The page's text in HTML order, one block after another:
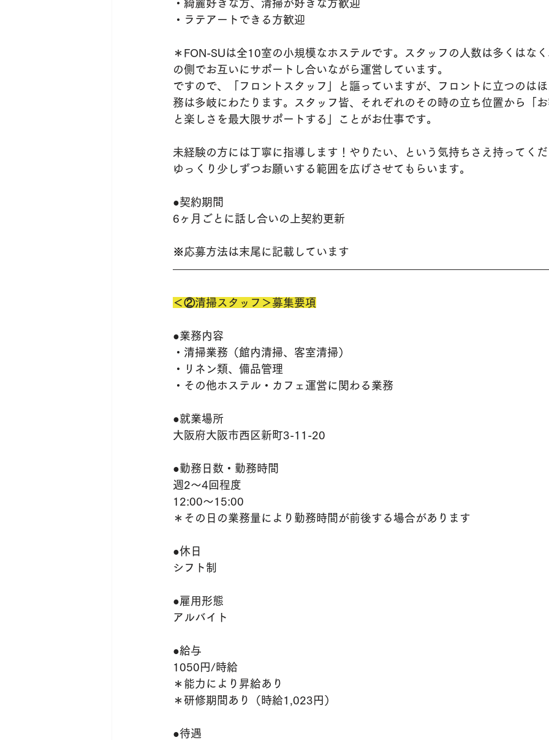
・綺麗好きな方、清掃が好きな方歓迎
・ラテアートできる方歓迎
＊FON-SUは全10室の小規模なホステルです。スタッフの人数は多くはな
の側でお互いにサポートし合いながら運営しています。
ですので、「フロントスタッフ」と謳っていますが、フロントに立つのは
務は多岐にわたります。スタッフ皆、それぞれのその時の立ち位置から「
と楽しさを最大限サポートする」ことがお仕事です。
未経験の方には丁寧に指導します！やりたい、という気持ちさえ持ってくだ
ゆっくり少しずつお願いする範囲を広げさせてもらいます。
●契約期間
6ヶ月ごとに話し合いの上契約更新
※応募方法は末尾に記載しています
＜②清掃スタッフ＞募集要項
●業務内容
・清掃業務（館内清掃、客室清掃）
・リネン類、備品管理
・その他ホステル・カフェ運営に関わる業務
●就業場所
大阪府大阪市西区新町3-11-20
●勤務日数・勤務時間
週2〜4回程度
12:00〜15:00
＊その日の業務量により勤務時間が前後する場合があります
●休日
シフト制
●雇用形態
アルバイト
●給与
1050円/時給
＊能力により昇給あり
＊研修期間あり（時給1,023円）
●待遇